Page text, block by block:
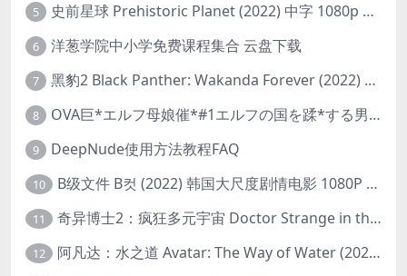
5 史前星球 Prehistoric Planet (2022) 中字 1080p 高清 阿里云盘 2022.5.27已更新全集
6 洋葱学院中小学免费课程集合 云盘下载
7 黑豹2 Black Panther: Wakanda Forever (2022) 高清版
8 OVA巨*エルフ母娘催*#1エルフの国を蹂*する男。汚された女王と姫
9 DeepNude使用方法教程FAQ
10 B级文件 B컷 (2022) 韩国大尺度剧情电影 1080P 中字
11 奇异博士2：疯狂多元宇宙 Doctor Strange in the Multiverse of Madness (2022) 高清版1080p
12 阿凡达：水之道 Avatar: The Way of Water (2022) 1080p 2k 4k 中文字幕